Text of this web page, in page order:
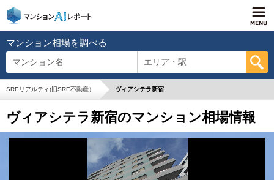
マンション相場を調べる
マンション名 エリア・駅
SREリアルティ(旧SRE不動産） ヴィアシテラ新宿
ヴィアシテラ新宿のマンション相場情報